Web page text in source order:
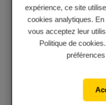
expérience, ce site
cookies analytiques.
vous acceptez leur
Politique de